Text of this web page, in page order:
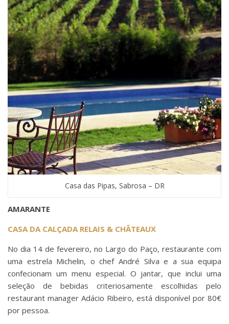
Casa das Pipas, Sabrosa – DR
AMARANTE
CASA DA CALÇADA RELAIS & CHÂTEAUX
No dia 14 de fevereiro, no Largo do Paço, restaurante com
uma estrela Michelin, o chef André Silva e a sua equipa
confecionam um menu especial. O jantar, que inclui uma
seleção de bebidas criteriosamente escolhidas pelo
restaurant manager Adácio Ribeiro, está disponível por 80€
por pessoa.